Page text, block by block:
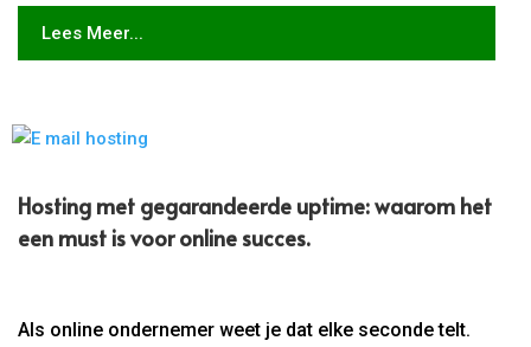
Lees Meer...
Hosting met gegarandeerde uptime: waarom het
een must is voor online succes.​
Als online ondernemer weet je dat elke seconde telt.